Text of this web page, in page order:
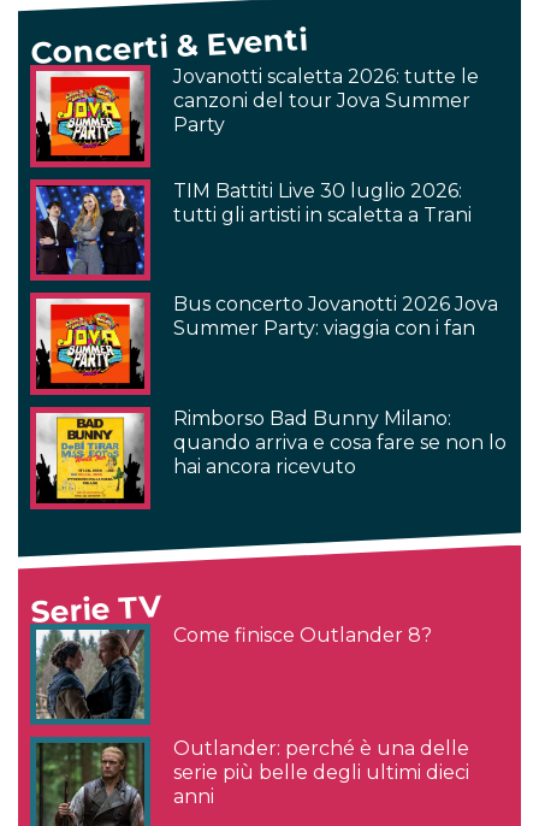
Concerti & Eventi
Jovanotti scaletta 2026: tutte le
canzoni del tour Jova Summer
Party
TIM Battiti Live 30 luglio 2026:
tutti gli artisti in scaletta a Trani
Bus concerto Jovanotti 2026 Jova
Summer Party: viaggia con i fan
Rimborso Bad Bunny Milano:
quando arriva e cosa fare se non lo
hai ancora ricevuto
Serie TV
Come finisce Outlander 8?
Outlander: perché è una delle
serie più belle degli ultimi dieci
anni